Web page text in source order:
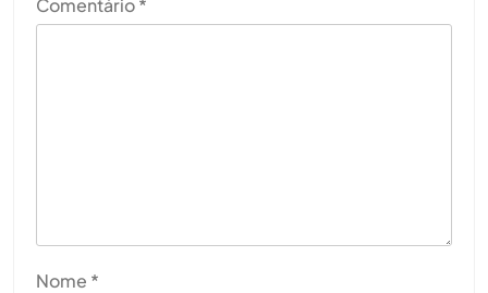
Comentário*
Nome *